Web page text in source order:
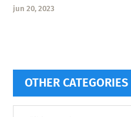
jun 20, 2023
OTHER CATEGORIES